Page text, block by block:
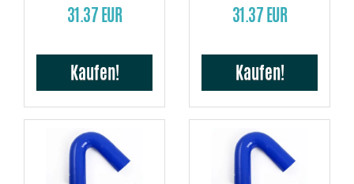
31.37 EUR
Kaufen!
31.37 EUR
Kaufen!